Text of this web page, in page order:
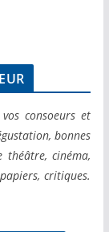
consoeurs et
bonnes
théâtre, cinéma,
critiques.